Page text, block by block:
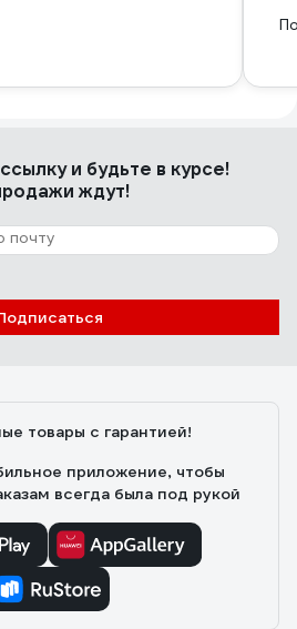
и будьте в курсе!
ждут!
товары с гарантией!
приложение, чтобы
всегда была под рукой